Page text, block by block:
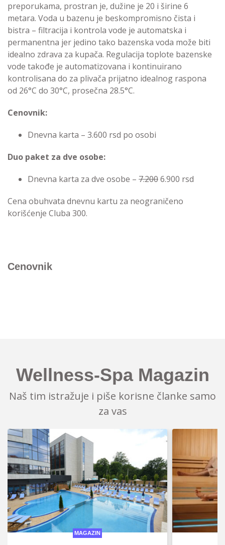
preporukama, prostran je, dužine je 20 i širine 6
metara. Voda u bazenu je beskompromisno čista i
bistra – filtracija i kontrola vode je automatska i
permanentna jer jedino tako bazenska voda može biti
idealno zdrava za kupača. Regulacija toplote bazenske
vode takođe je automatizovana i kontinuirano
kontrolisana do za plivača prijatno idealnog raspona
od 26°C do 30°C, prosečna 28.5°C.
Cenovnik:
Dnevna karta – 3.600 rsd po osobi
Duo paket za dve osobe:
Dnevna karta za dve osobe – 7.2006.900 rsd
Cena obuhvata dnevnu kartu za neograničeno
korišćenje Cluba 300.
Cenovnik
Wellness-Spa Magazin
Naš tim istražuje i piše korisne članke samo
za vas
MAGAZIN